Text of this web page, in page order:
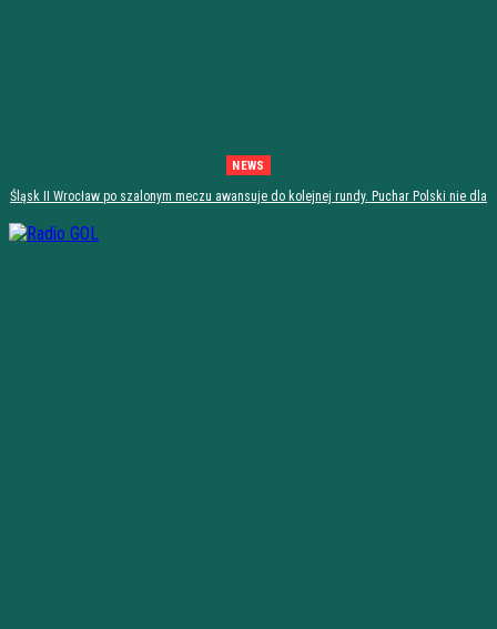
NEWS
Śląsk II Wrocław po szalonym meczu awansuje do kolejnej rundy. Puchar Polski nie dla